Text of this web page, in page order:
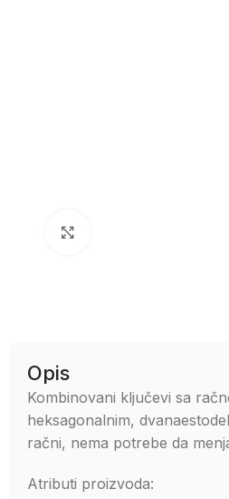
Opis
Kombinovani ključevi sa
heksagonalnim,
račni, nema potrebe da
Atributi proizvoda: